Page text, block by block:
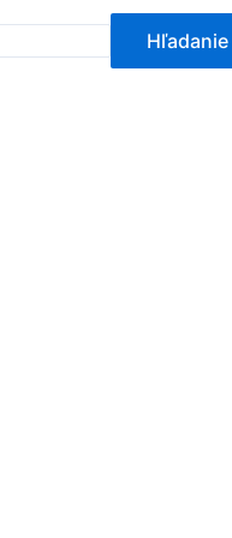
Hľadanie